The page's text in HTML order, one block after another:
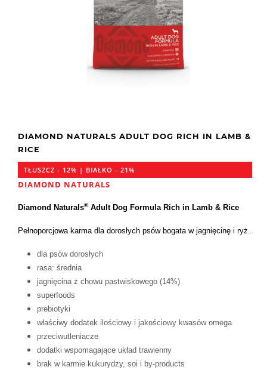
DIAMOND NATURALS ADULT DOG RICH IN LAMB &
RICE
TŁUSZCZ - 12% | BIAŁKO - 21%
DIAMOND NATURALS
Diamond Naturals®Adult Dog Formula Rich in Lamb & Rice
Pełnoporcjowa karma dla dorosłych psów bogata w jagnięcinę i ryż.
dla psów dorosłych
rasa: średnia
jagnięcina z chowu pastwiskowego (14%)
superfoods
prebiotyki
właściwy dodatek ilościowy i jakościowy kwasów omega
przeciwutleniacze
dodatki wspomagające układ trawienny
brak w karmie kukurydzy, soi i by-products